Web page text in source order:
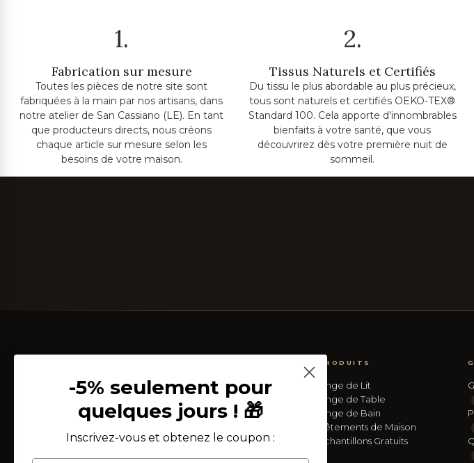
1.
Fabrication sur mesure
Toutes les pièces de notre site sont
fabriquées à la main par nos artisans, dans
notre atelier de San Cassiano (LE). En tant
que producteurs directs, nous créons
chaque article sur mesure selon les
besoins de votre maison.
2.
Tissus Naturels et Certifiés
Du tissu le plus abordable au plus précieux,
tous sont naturels et certifiés OEKO-TEX®
Standard 100. Cela apporte d'innombrables
bienfaits à votre santé, que vous
découvrirez dès votre première nuit de
sommeil.
Depuis 2002, au cœur du Salento, nous tissons
PRODUITS
Linge de Lit
Linge de Table
Linge de Bain
Vêtements de Maison
Échantillons Gratuits
-5% seulement pour
quelques jours ! 🎁
Inscrivez-vous et obtenez le coupon :